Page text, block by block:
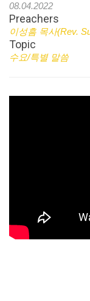
08.04.2022
Preachers
이성흠 목사(Rev.
Topic
수요/특별 말씀